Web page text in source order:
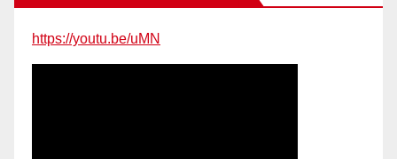
https://youtu.be/uMN